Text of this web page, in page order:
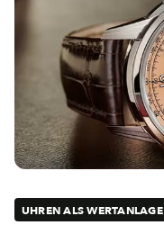
UHREN ALS WERTANLAGE